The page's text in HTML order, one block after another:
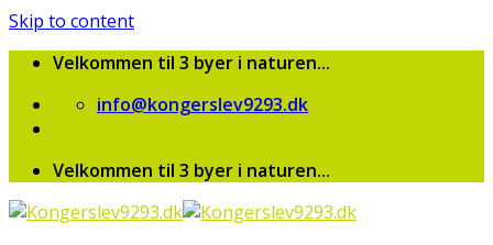
Skip to content
Velkommen til 3 byer i naturen...
info@kongerslev9293.dk
Velkommen til 3 byer i naturen...